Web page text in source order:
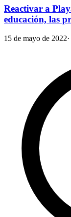
Reactivar a
educación, las
15 de mayo de 2022·